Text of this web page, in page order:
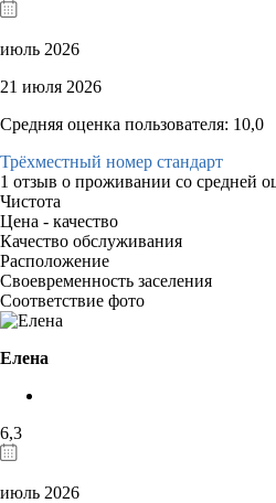
июль 2026
21 июля 2026
Средняя оценка пользователя: 10,0
Трёхместный номер стандарт
1 отзыв о проживании со средней
Чистота
Цена - качество
Качество обслуживания
Расположение
Своевременность заселения
Соответствие фото
Елена
6,3
июль 2026